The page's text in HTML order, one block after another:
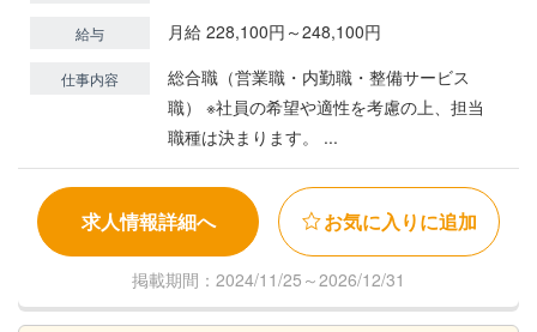
給与 月給 228,100円～248,100円
仕事内容
総合職（営業職・内勤職・整備サービス
職） ※社員の希望や適性を考慮の上、担当
職種は決まります。 ...
求人情報詳細へ お気に入りに追加
掲載期間：2024/11/25～2026/12/31